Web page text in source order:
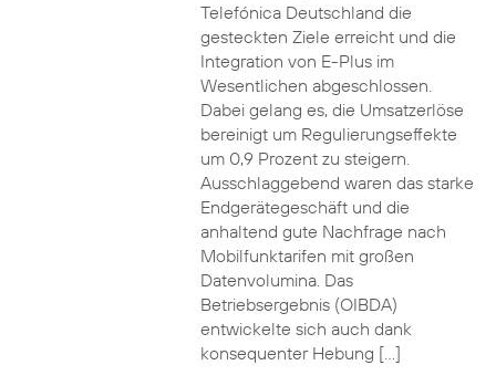
Telefónica Deutschland die
gesteckten Ziele erreicht und die
Integration von E-Plus im
Wesentlichen abgeschlossen.
Dabei gelang es, die Umsatzerlöse
bereinigt um Regulierungseffekte
um 0,9 Prozent zu steigern.
Ausschlaggebend waren das starke
Endgerätegeschäft und die
anhaltend gute Nachfrage nach
Mobilfunktarifen mit großen
Datenvolumina. Das
Betriebsergebnis (OIBDA)
entwickelte sich auch dank
konsequenter Hebung […]